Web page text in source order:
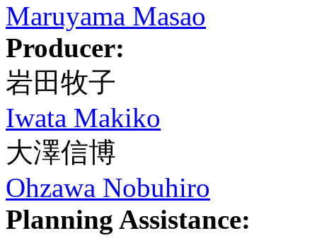
Maruyama Masao
Producer:
岩田牧子
Iwata Makiko
大澤信博
Ohzawa Nobuhiro
Planning Assistance: